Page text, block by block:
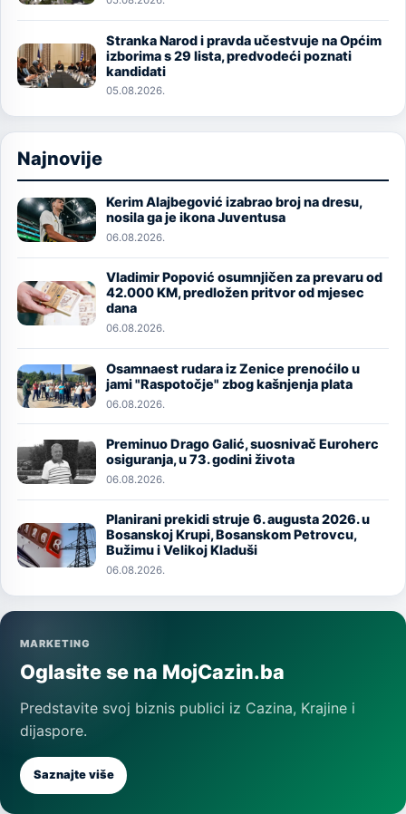
Image
Stranka Narod i pravda učestvuje na Općim
izborima s 29 lista, predvodeći poznati
kandidati
05.08.2026.
Najnovije
Image
Kerim Alajbegović izabrao broj na dresu,
nosila ga je ikona Juventusa
06.08.2026.
Image
Vladimir Popović osumnjičen za prevaru od
42.000 KM, predložen pritvor od mjesec
dana
06.08.2026.
Image
Osamnaest rudara iz Zenice prenoćilo u
jami "Raspotočje" zbog kašnjenja plata
06.08.2026.
Image
Preminuo Drago Galić, suosnivač Euroherc
osiguranja, u 73. godini života
06.08.2026.
Image
Planirani prekidi struje 6. augusta 2026. u
Bosanskoj Krupi, Bosanskom Petrovcu,
Bužimu i Velikoj Kladuši
06.08.2026.
MARKETING
Oglasite se na MojCazin.ba
Predstavite svoj biznis publici iz Cazina, Krajine i
dijaspore.
Saznajte više